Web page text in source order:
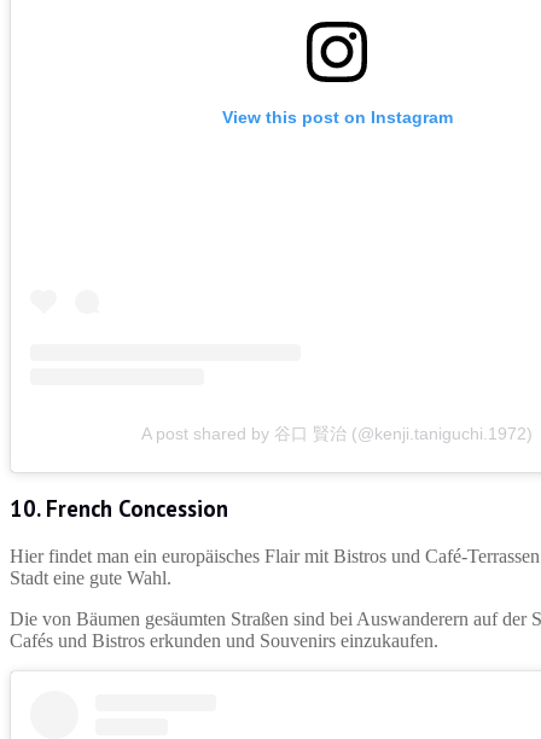
View this post on Instagram
A post shared by 谷口 賢治 (@kenji.taniguchi.1972)
10. French Concession
Hier findet man ein europäisches Flair mit Bistros und Café-
Stadt eine gute Wahl.
Die von Bäumen gesäumten Straßen sind bei Auswanderern auf
Cafés und Bistros erkunden und Souvenirs einzukaufen.